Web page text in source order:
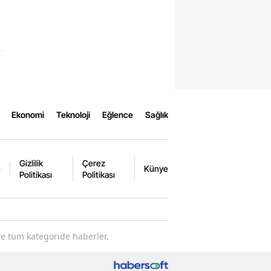
Ekonomi Teknoloji Eğlence Sağlık
Gizlilik
Politikası
Çerez
Politikası
Künye
tüm kategoride haberler.